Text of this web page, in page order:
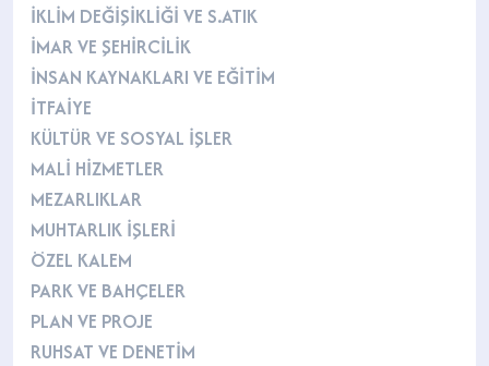
İKLİM DEĞİŞİKLİĞİ VE S.ATIK
İMAR VE ŞEHİRCİLİK
İNSAN KAYNAKLARI VE EĞİTİM
İTFAİYE
KÜLTÜR VE SOSYAL İŞLER
MALİ HİZMETLER
MEZARLIKLAR
MUHTARLIK İŞLERİ
ÖZEL KALEM
PARK VE BAHÇELER
PLAN VE PROJE
RUHSAT VE DENETİM